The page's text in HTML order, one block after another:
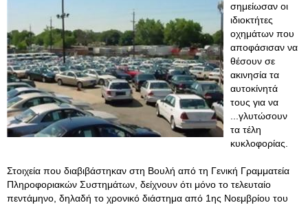
σημείωσαν οι
ιδιοκτήτες
οχημάτων που
αποφάσισαν να
θέσουν σε
ακινησία τα
αυτοκίνητά
τους για να
...γλυτώσουν
τα τέλη
κυκλοφορίας.
Στοιχεία που διαβιβάστηκαν στη Βουλή από τη Γενική Γραμματεία
Πληροφοριακών Συστημάτων, δείχνουν ότι μόνο το τελευταίο
πεντάμηνο, δηλαδή το χρονικό διάστημα από 1ης Νοεμβρίου του